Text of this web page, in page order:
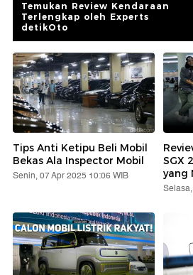
Temukan Review Kendaraan
Terlengkap oleh Experts
detikOto
Tips Anti Ketipu Beli Mobil
Bekas Ala Inspector Mobil
Senin, 07 Apr 2025 10:06 WIB
SGX
yang